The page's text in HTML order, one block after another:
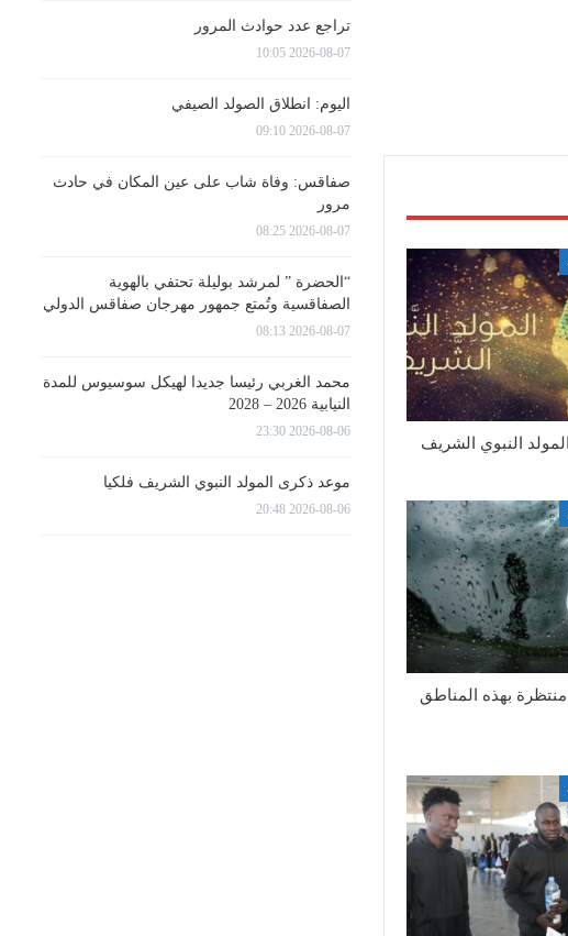
النبوي الشريف
بهذه المناطق
تراجع عدد حوادث المرور
2026-08-07 10:05
اليوم: انطلاق الصولد الصيفي
2026-08-07 09:10
صفاقس: وفاة شاب على عين المكان في حادث
مرور
2026-08-07 08:25
“الحضرة ” لمرشد بوليلة تحتفي بالهوية
الصفاقسية وتُمتع جمهور مهرجان صفاقس الدولي
2026-08-07 08:13
محمد الغربي رئيسا جديدا لهيكل سوسيوس للمدة
النيابية 2026 – 2028
2026-08-06 23:30
موعد ذكرى المولد النبوي الشريف فلكيا
2026-08-06 20:48